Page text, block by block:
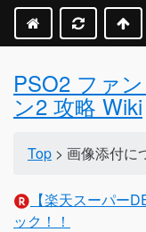
PSO2 ファ
ン2 攻略 Wiki
Top > 画像添付に
【楽天スーパー
ック！！